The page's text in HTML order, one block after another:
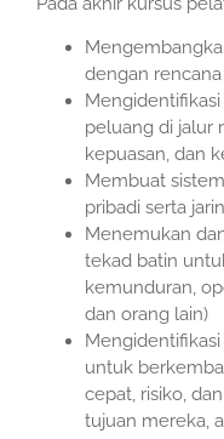
dengan
peluang di jalur
kepuasan, dan
Membuat
pribadi serta
Menemukan
tekad batin
kemunduran,
dan orang lain)
untuk
cepat, risiko,
tujuan mereka,